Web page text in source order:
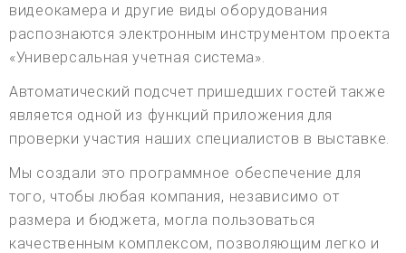
видеокамера и другие виды оборудования
распознаются электронным инструментом проекта
«Универсальная учетная система».
Автоматический подсчет пришедших гостей также
является одной из функций приложения для
проверки участия наших специалистов в выставке.
Мы создали это программное обеспечение для
того, чтобы любая компания, независимо от
размера и бюджета, могла пользоваться
качественным комплексом, позволяющим легко и